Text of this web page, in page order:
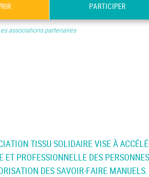
PARTICIPER
associations partenaires
TISSU SOLIDAIRE VISE À
ET PROFESSIONNELLE DES
DES SAVOIR-FAIRE MANUELS.